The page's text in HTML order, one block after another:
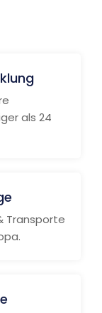
als 24
Transporte